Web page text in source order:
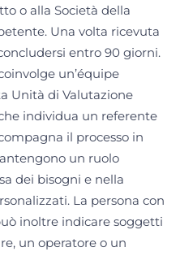
o alla Società della
Una volta ricevuta
entro 90 giorni.
un’équipe
Unità di Valutazione
individua un referente
il processo in
un ruolo
dei bisogni e nella
La persona con
inoltre indicare soggetti
un operatore o un